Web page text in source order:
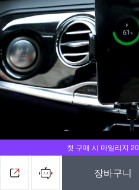
첫 구매 시 마일리지
장바구니
전원을 연결 시 자동으로
시 자동으로 그립이 닫혀